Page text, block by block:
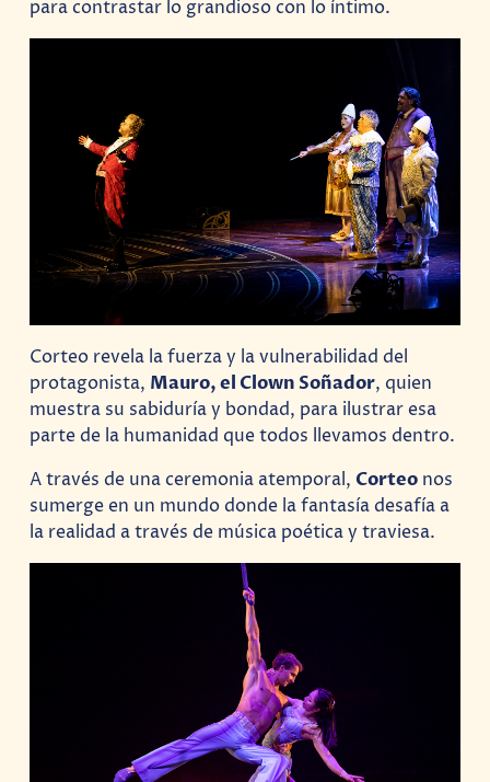
para contrastar lo grandioso con lo íntimo.
Corteo revela la fuerza y la vulnerabilidad del
protagonista, Mauro, el Clown Soñador, quien
muestra su sabiduría y bondad, para ilustrar esa
parte de la humanidad que todos llevamos dentro.
A través de una ceremonia atemporal, Corteo nos
sumerge en un mundo donde la fantasía desafía a
la realidad a través de música poética y traviesa.